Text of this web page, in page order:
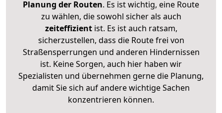
Planung der Routen. Es ist wichtig, eine Route
zu wählen, die sowohl sicher als auch
zeiteffizientist. Es ist auch ratsam,
sicherzustellen, dass die Route frei von
Straßensperrungen und anderen Hindernissen
ist. Keine Sorgen, auch hier haben wir
Spezialisten und übernehmen gerne die Planung,
damit Sie sich auf andere wichtige Sachen
konzentrieren können.